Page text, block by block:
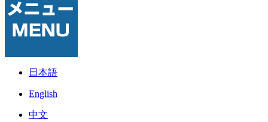
日本語
English
中文